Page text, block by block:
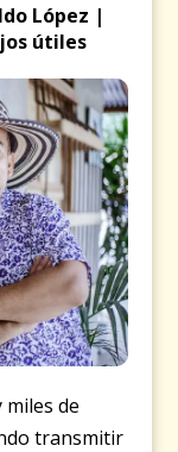
López |
útiles
miles de
transmitir